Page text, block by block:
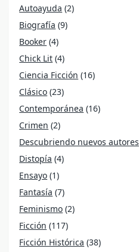
Autoayuda (2)
Biografía (9)
Booker (4)
Chick Lit (4)
Ciencia Ficción (16)
Clásico (23)
Contemporánea (16)
Crimen (2)
Descubriendo nuevos autores
Distopía (4)
Ensayo (1)
Fantasía (7)
Feminismo (2)
Ficción (117)
Ficción Histórica (38)